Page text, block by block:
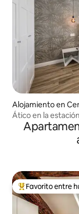
Alojamiento en
Ático en la
Favorito entre
Favorito entre